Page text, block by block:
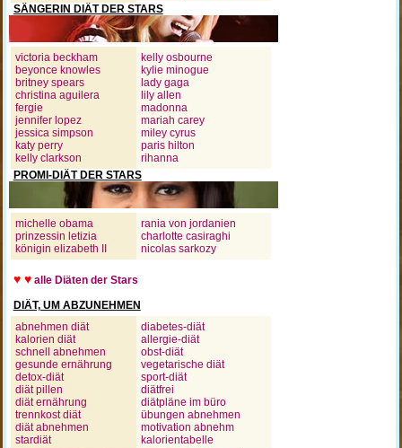
SÄNGERIN DIÄT DER STARS
victoria beckham
beyonce knowles
britney spears
christina aguilera
fergie
jennifer lopez
jessica simpson
katy perry
kelly clarkson
kelly osbourne
kylie minogue
lady gaga
lily allen
madonna
mariah carey
miley cyrus
paris hilton
rihanna
PROMI-DIÄT DER STARS
michelle obama
prinzessin letizia
königin elizabeth II
rania von jordanien
charlotte casiraghi
nicolas sarkozy
♥ ♥ alle Diäten der Stars
DIÄT, UM ABZUNEHMEN
abnehmen diät
kalorien diät
schnell abnehmen
gesunde ernährung
detox-diät
diät pillen
diät ernährung
trennkost diät
diät abnehmen
stardiät
diabetes-diät
allergie-diät
obst-diät
vegetarische diät
sport-diät
diätfrei
diätpläne im büro
übungen abnehmen
motivation abnehm
kalorientabelle